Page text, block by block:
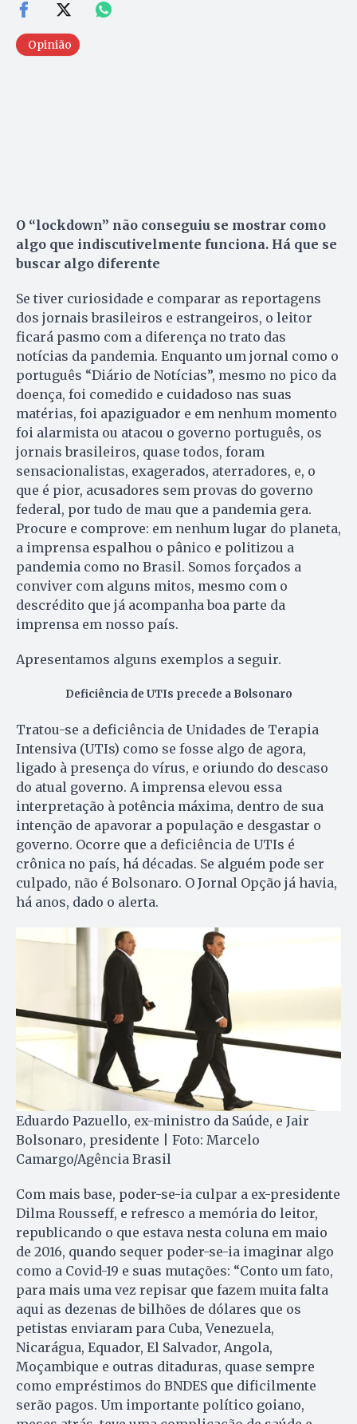
Opinião
O “lockdown” não conseguiu se mostrar como
algo que indiscutivelmente funciona. Há que se
buscar algo diferente
Se tiver curiosidade e comparar as reportagens
dos jornais brasileiros e estrangeiros, o leitor
ficará pasmo com a diferença no trato das
notícias da pandemia. Enquanto um jornal como o
português “Diário de Notícias”, mesmo no pico da
doença, foi comedido e cuidadoso nas suas
matérias, foi apaziguador e em nenhum momento
foi alarmista ou atacou o governo português, os
jornais brasileiros, quase todos, foram
sensacionalistas, exagerados, aterradores, e, o
que é pior, acusadores sem provas do governo
federal, por tudo de mau que a pandemia gera.
Procure e comprove: em nenhum lugar do planeta,
a imprensa espalhou o pânico e politizou a
pandemia como no Brasil. Somos forçados a
conviver com alguns mitos, mesmo com o
descrédito que já acompanha boa parte da
imprensa em nosso país.
Apresentamos alguns exemplos a seguir.
Deficiência de UTIs precede a Bolsonaro
Tratou-se a deficiência de Unidades de Terapia
Intensiva (UTIs) como se fosse algo de agora,
ligado à presença do vírus, e oriundo do descaso
do atual governo. A imprensa elevou essa
interpretação à potência máxima, dentro de sua
intenção de apavorar a população e desgastar o
governo. Ocorre que a deficiência de UTIs é
crônica no país, há décadas. Se alguém pode ser
culpado, não é Bolsonaro. O Jornal Opção já havia,
há anos, dado o alerta.
Eduardo Pazuello, ex-ministro da Saúde, e Jair
Bolsonaro, presidente | Foto: Marcelo
Camargo/Agência Brasil
Com mais base, poder-se-ia culpar a ex-presidente
Dilma Rousseff, e refresco a memória do leitor,
republicando o que estava nesta coluna em maio
de 2016, quando sequer poder-se-ia imaginar algo
como a Covid-19 e suas mutações: “Conto um fato,
para mais uma vez repisar que fazem muita falta
aqui as dezenas de bilhões de dólares que os
petistas enviaram para Cuba, Venezuela,
Nicarágua, Equador, El Salvador, Angola,
Moçambique e outras ditaduras, quase sempre
como empréstimos do BNDES que dificilmente
serão pagos. Um importante político goiano,